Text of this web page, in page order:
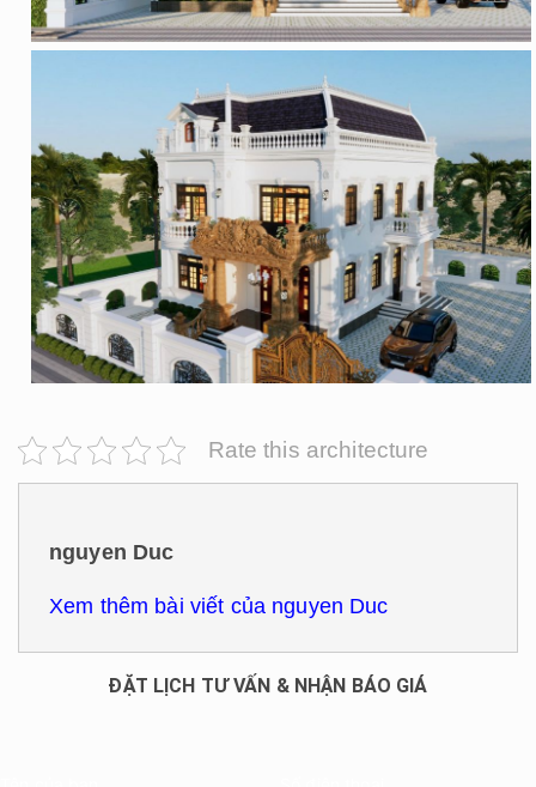
Rate this architecture
nguyen Duc
Xem thêm bài viết của nguyen Duc
ĐẶT LỊCH TƯ VẤN & NHẬN BÁO GIÁ